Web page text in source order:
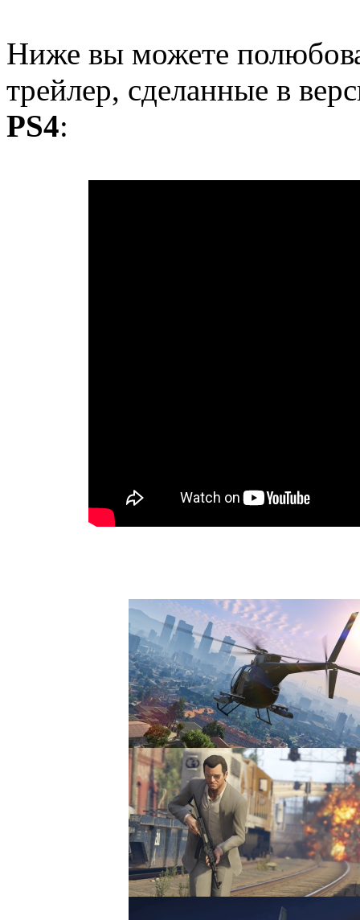
Ниже вы можете
трейлер, сделанные в
PS4: